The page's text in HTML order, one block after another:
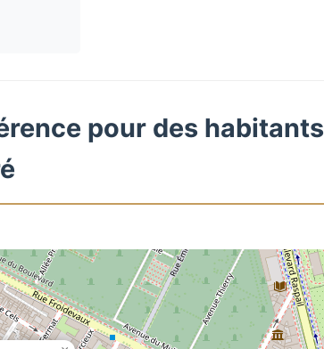
pour des habitants